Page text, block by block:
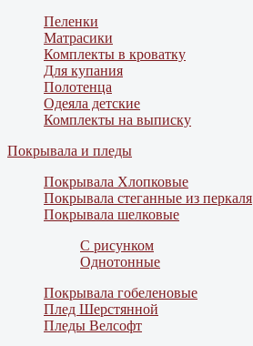
Пеленки
Матрасики
Комплекты в кроватку
Для купания
Полотенца
Одеяла детские
Комплекты на выписку
Покрывала и пледы
Покрывала Хлопковые
Покрывала стеганные из перкаля
Покрывала шелковые
С рисунком
Однотонные
Покрывала гобеленовые
Плед Шерстянной
Пледы Велсофт